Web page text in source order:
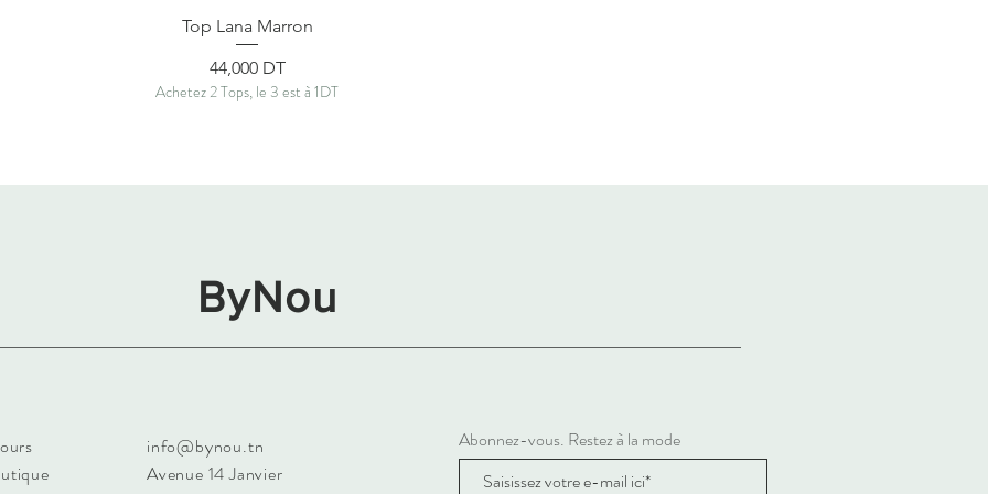
Aperçu rapide
Top Lana Marron
Prix
44,000 DT
Achetez 2 Tops, le 3 est à 1DT
ByNou
info@bynou.tn
Avenue 14 Janvier
Abonnez-vous. Restez à la mode